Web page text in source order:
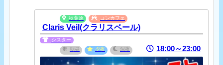
秋葉原 コンカフェ
Claris Veil(クラリスベール)
シスター
朝昼
夕夜 深夜 18:00～23:00